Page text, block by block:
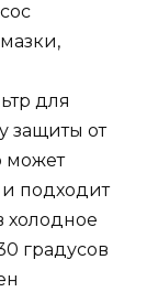
для
защиты от
может
подходит
холодное
градусов